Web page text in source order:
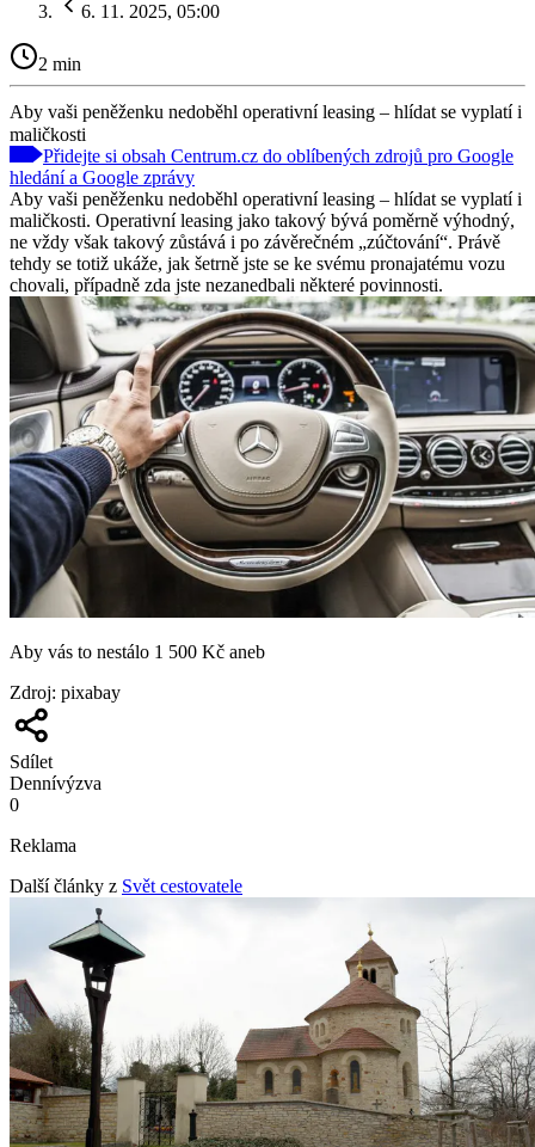
6. 11. 2025, 05:00
2 min
Aby vaši peněženku nedoběhl operativní leasing – hlídat se vyplatí i
maličkosti
Přidejte si obsah Centrum.cz do oblíbených zdrojů pro Google
hledání a Google zprávy
Aby vaši peněženku nedoběhl operativní leasing – hlídat se vyplatí i
maličkosti. Operativní leasing jako takový bývá poměrně výhodný,
ne vždy však takový zůstává i po závěrečném „zúčtování“. Právě
tehdy se totiž ukáže, jak šetrně jste se ke svému pronajatému vozu
chovali, případně zda jste nezanedbali některé povinnosti.
Aby vás to nestálo 1 500 Kč aneb
Zdroj: pixabay
Sdílet
Dennívýzva
0
Reklama
Další články z Svět cestovatele